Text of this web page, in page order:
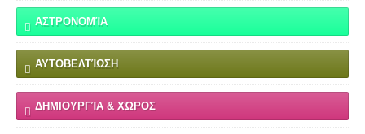
ΑΣΤΡΟΝΟΜΊΑ
ΑΥΤΟΒΕΛΤΊΩΣΗ
ΔΗΜΙΟΥΡΓΊΑ & ΧΏΡΟΣ